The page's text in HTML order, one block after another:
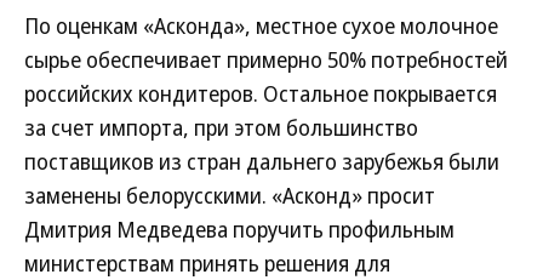
По оценкам «Асконда», местное сухое молочное
сырье обеспечивает примерно 50% потребностей
российских кондитеров. Остальное покрывается
за счет импорта, при этом большинство
поставщиков из стран дальнего зарубежья были
заменены белорусскими. «Асконд» просит
Дмитрия Медведева поручить профильным
министерствам принять решения для